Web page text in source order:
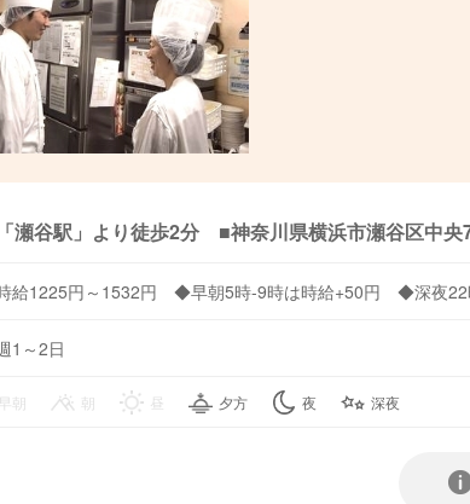
瀬谷駅」より徒歩2分 ■神奈川県横浜市瀬谷区中央
給1225円～1532円 ◆早朝5時-9時は時給+50円 ◆深夜
1～2日
朝 朝 昼 夕方 夜 深夜